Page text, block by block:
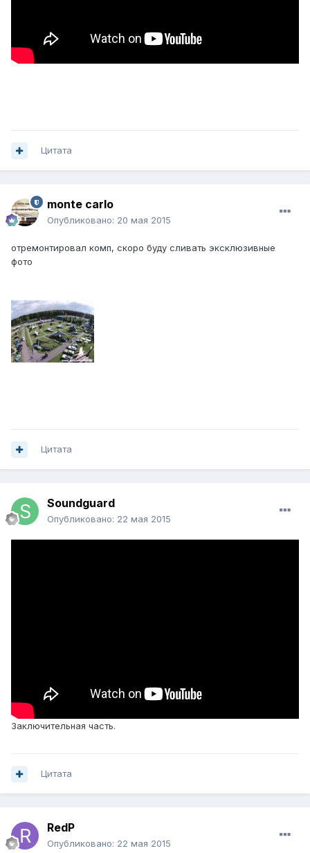
Цитата
monte carlo
Опубликовано: 20 мая 2015
отремонтировал комп, скоро буду сливать эксклюзивные
фото
Цитата
Soundguard
Опубликовано: 22 мая 2015
Заключительная часть.
Цитата
RedP
Опубликовано: 22 мая 2015